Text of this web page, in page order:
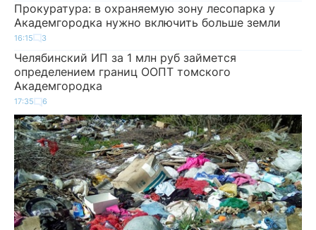
Прокуратура: в охраняемую зону лесопарка у
Академгородка нужно включить больше земли
16:15 3
Челябинский ИП за 1 млн руб займется
определением границ ООПТ томского
Академгородка
17:35 6